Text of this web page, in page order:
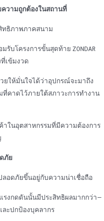
ความถูกต้องในสถานที่
ทธิภาพภาคสนาม
บโครงการขั้นสุดท้าย ZONDAR
เข้มงวด
ยให้มั่นใจได้ว่าอุปกรณ์จะมาถึง
คาดไว้ภายใต้สภาวะการทํางาน
าในอุตสาหกรรมที่มีความต้องการ
ภัย
อดภัยขึ้นอยู่กับความน่าเชื่อถือ
รงกดดันนั้นมีประสิทธิผลมากกว่า—
ละปกป้องบุคลากร